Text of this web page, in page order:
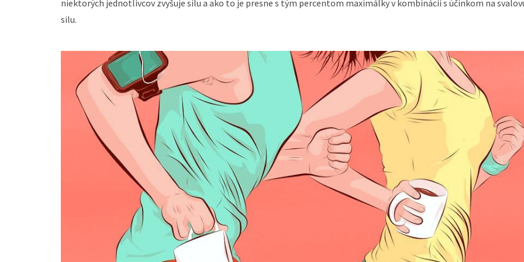
niektorých jednotlivcov zvyšuje silu a ako to je presne s tým percentom maximálky v kombinácii s účinkom na
silu.